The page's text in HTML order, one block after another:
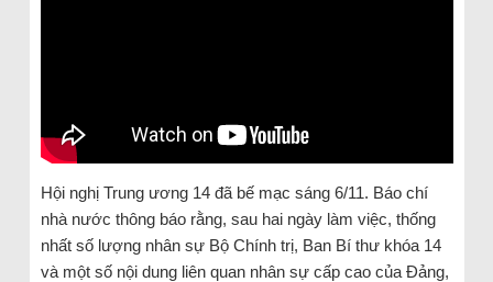
Hội nghị Trung ương 14 đã bế mạc sáng 6/11. Báo chí
nhà nước thông báo rằng, sau hai ngày làm việc, thống
nhất số lượng nhân sự Bộ Chính trị, Ban Bí thư khóa 14
và một số nội dung liên quan nhân sự cấp cao của Đảng,